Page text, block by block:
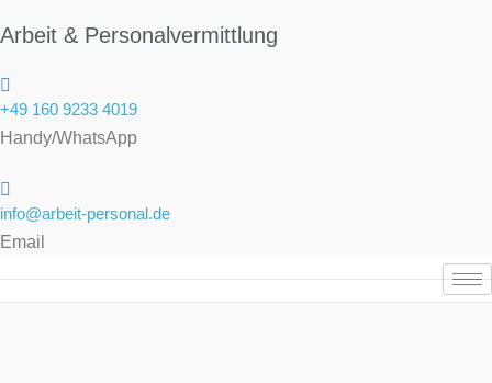
Arbeit & Personalvermittlung
+49 160 9233 4019
Handy/WhatsApp
info@arbeit-personal.de
Email